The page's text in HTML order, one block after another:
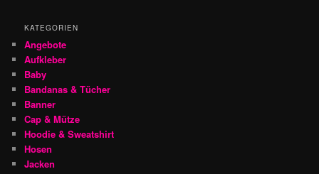
KATEGORIEN
Angebote
Aufkleber
Baby
Bandanas & Tücher
Banner
Cap & Mütze
Hoodie & Sweatshirt
Hosen
Jacken